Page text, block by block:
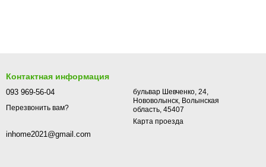
Контактная информация
093 969-56-04
Перезвонить вам?
inhome2021@gmail.com
бульвар Шевченко, 24,
Нововолынск, Волынская
область, 45407
Карта проезда